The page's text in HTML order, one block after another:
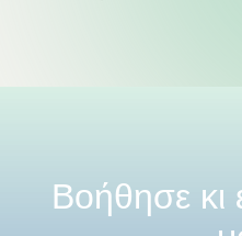
Βοήθησε κι